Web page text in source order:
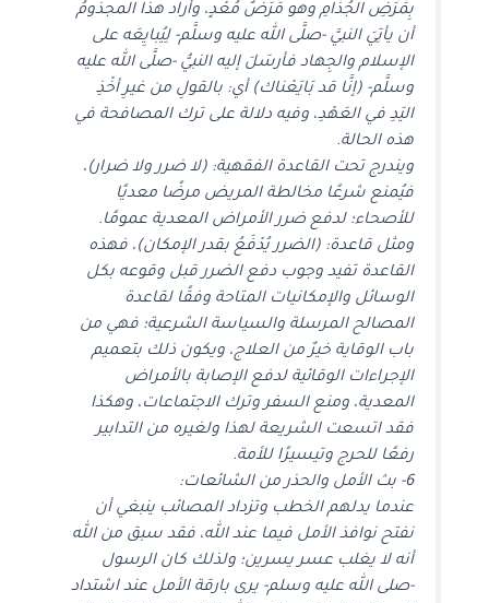
بِمَرَضِ الجُذَامِ وهو مَرَضٌ مُعْدٍ، وأراد هذا المجذومُ
أن يأتِيَ النبيَّ -صلَّى الله عليه وسلَّم- لِيُبايِعَه على
الإسلام والجِهاد فأرسَلَ إليه النبيُّ -صلَّى الله عليه
وسلَّم- (إنَّا قد بَايَعْناك) أي: بالقولِ من غيرِ أخْذِ
اليَدِ في العَهْدِ، وفيه دلالة على ترك المصافحة في
هذه الحالة.
ويندرج تحت القاعدة الفقهية: (لا ضرر ولا ضرار)،
فيُمنع شرعًا مخالطة المريض مرضًا معديًا
للأصحاء؛ لدفع ضرر الأمراض المعدية عمومًا.
ومثل قاعدة: (الضرر يُدْفَعُ بقدر الإمكان)، فهذه
القاعدة تفيد وجوب دفع الضرر قبل وقوعه بكل
الوسائل والإمكانيات المتاحة وفقًا لقاعدة
المصالح المرسلة والسياسة الشرعية؛ فهي من
باب الوقاية خيرٌ من العلاج، ويكون ذلك بتعميم
الإجراءات الوقائية لدفع الإصابة بالأمراض
المعدية، ومنع السفر وترك الاجتماعات، وهكذا
فقد اتسعت الشريعة لهذا ولغيره من التدابير
رفعًا للحرج وتيسيرًا للأمة.
6- بث الأمل والحذر من الشائعات:
عندما يدلهم الخطب وتزداد المصائب ينبغي أن
نفتح نوافذ الأمل فيما عند الله، فقد سبق من الله
أنه لا يغلب عسر يسرين؛ ولذلك كان الرسول
-صلى الله عليه وسلم- يرى بارقة الأمل عند اشتداد